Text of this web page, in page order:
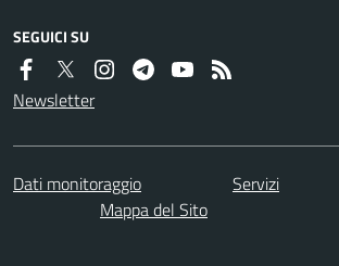
SEGUICI SU
Newsletter
Dati monitoraggio Servizi
Mappa del Sito